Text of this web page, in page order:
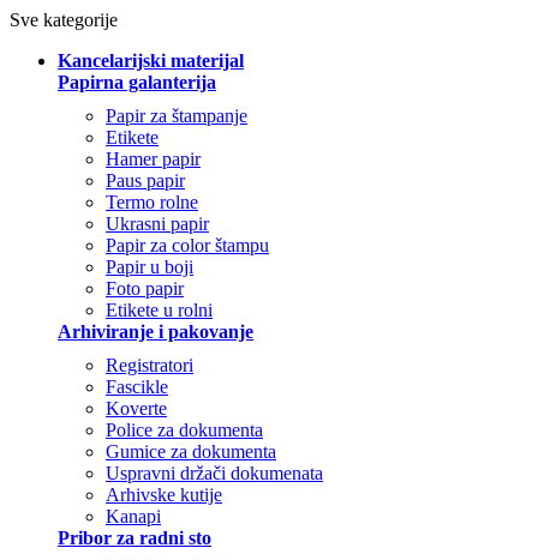
Sve kategorije
Kancelarijski materijal
Papirna galanterija
Papir za štampanje
Etikete
Hamer papir
Paus papir
Termo rolne
Ukrasni papir
Papir za color štampu
Papir u boji
Foto papir
Etikete u rolni
Arhiviranje i pakovanje
Registratori
Fascikle
Koverte
Police za dokumenta
Gumice za dokumenta
Uspravni držači dokumenata
Arhivske kutije
Kanapi
Pribor za radni sto